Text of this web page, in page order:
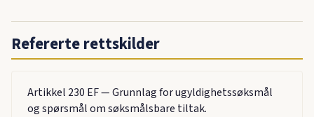
Refererte rettskilder
Artikkel 230 EF — Grunnlag for ugyldighetssøksmål
og spørsmål om søksmålsbare tiltak.